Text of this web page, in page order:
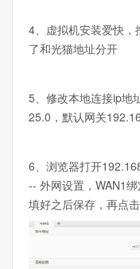
4、虚拟机安装爱快
了和光猫地址分开
5、修改本地连接ip地
25.0，默认网关
6、浏览器打开
-- 外网设置，WAN1
填好之后保存，再点